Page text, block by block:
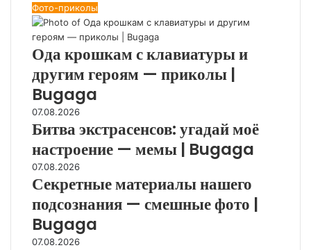
Фото-приколы
Ода крошкам с клавиатуры и
другим героям — приколы |
Bugaga
07.08.2026
Битва экстрасенсов: угадай моё
настроение — мемы | Bugaga
07.08.2026
Секретные материалы нашего
подсознания — смешные фото |
Bugaga
07.08.2026